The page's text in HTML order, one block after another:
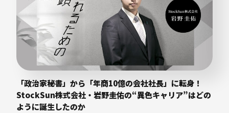
「政治家秘書」から「年商10億の会社社長」に転身！
StockSun株式会社・岩野圭佑の“異色キャリア”はどの
ように誕生したのか